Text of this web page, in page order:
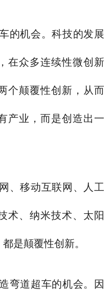
机会。科技的发展
在众多连续性微创新
个颠覆性创新，从而
产业，而是创造出一
移动互联网、人工
术、纳米技术、太阳
是颠覆性创新。
道超车的机会。因